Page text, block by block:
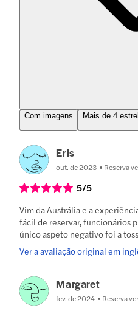
Com imagens Mais de 4
Eris
out. de 2023 Reserva
5/5
Vim da Austrália e a
fácil de reservar, funcionários
único aspeto negativo foi a
Ver a avaliação original em
Margaret
fev. de 2024 Reserva